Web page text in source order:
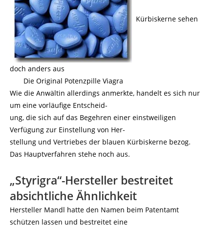
Kürbiskerne sehen
doch anders aus
Die Original Potenzpille Viagra
Wie die Anwältin allerdings anmerkte, handelt es sich nur
um eine vorläufige Entscheid-
ung, die sich auf das Begehren einer einstweiligen
Verfügung zur Einstellung von Her-
stellung und Vertriebes der blauen Kürbiskerne bezog.
Das Hauptverfahren stehe noch aus.
„Styrigra“-Hersteller bestreitet
absichtliche Ähnlichkeit
Hersteller Mandl hatte den Namen beim Patentamt
schützen lassen und bestreitet eine